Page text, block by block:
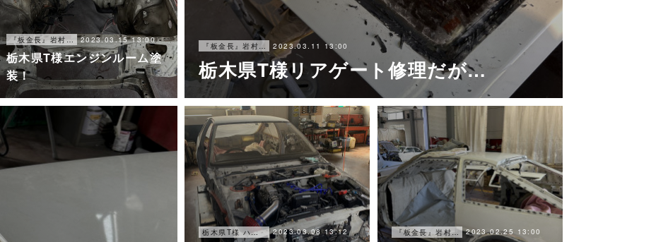
『板金長』岩村ブログ 2023.03.15 13:00
栃木県T様エンジンルーム塗
装！
『板金長』岩村ブログ 2023.03.11 13:00
栃木県T様リアゲート修理だが…
栃木県T様 ハチロク作業経過報告 2023.03.08 13:12 『板金長』岩村ブログ 2023.02.25 13:00